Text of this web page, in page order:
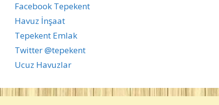
Facebook Tepekent
Havuz İnşaat
Tepekent Emlak
Twitter @tepekent
Ucuz Havuzlar